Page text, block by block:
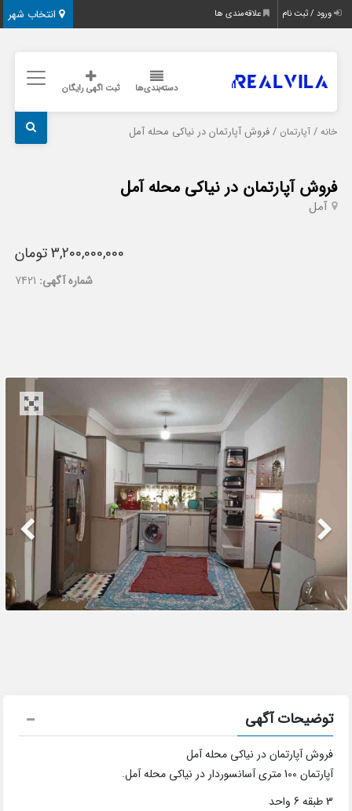
انتخاب شهر ورود / ثبت نام علاقه‌مندی ها
دسته‌بندی‌ها ثبت اگهی رایگان
خانه /آپارتمان / فروش آپارتمان در نیاکی محله آمل
فروش آپارتمان در نیاکی محله آمل
آمل
3,200,000,000 تومان
شماره آگهی: 7421
توضیحات آگهی
فروش آپارتمان در نیاکی محله آمل
آپارتمان 100 متری آسانسوردار در نیاکی محله آمل.
3 طبقه 6 واحد